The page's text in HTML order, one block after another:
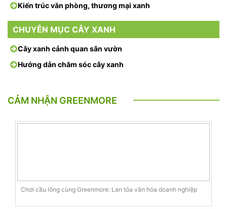
Kiến trúc văn phòng, thương mại xanh
CHUYÊN MỤC CÂY XANH
Cây xanh cảnh quan sân vườn
Hướng dẫn chăm sóc cây xanh
CẢM NHẬN GREENMORE
Chơi cầu lông cùng Greenmore: Lan tỏa văn hóa doanh nghiệp